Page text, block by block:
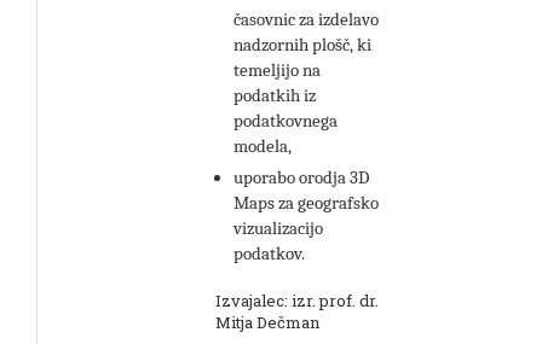
časovnic za izdelavo
nadzornih plošč, ki
temeljijo na
podatkih iz
podatkovnega
modela,
uporabo orodja 3D
Maps za geografsko
vizualizacijo
podatkov.
Izvajalec: izr. prof. dr.
Mitja Dečman